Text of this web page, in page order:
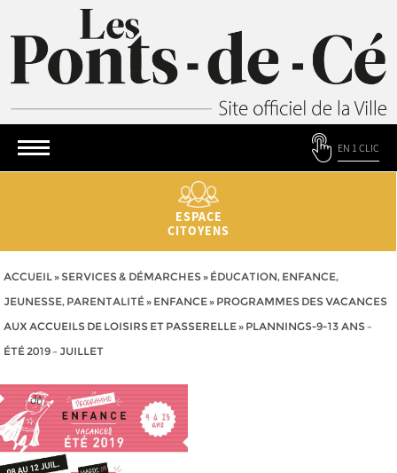
EN 1 CLIC
ESPACE
CITOYENS
ACCUEIL» SERVICES & DÉMARCHES» ÉDUCATION, ENFANCE,
JEUNESSE, PARENTALITÉ» ENFANCE» PROGRAMMES DES VACANCES
AUX ACCUEILS DE LOISIRS ET PASSERELLE» PLANNINGS-9-13 ANS –
ÉTÉ 2019 – JUILLET